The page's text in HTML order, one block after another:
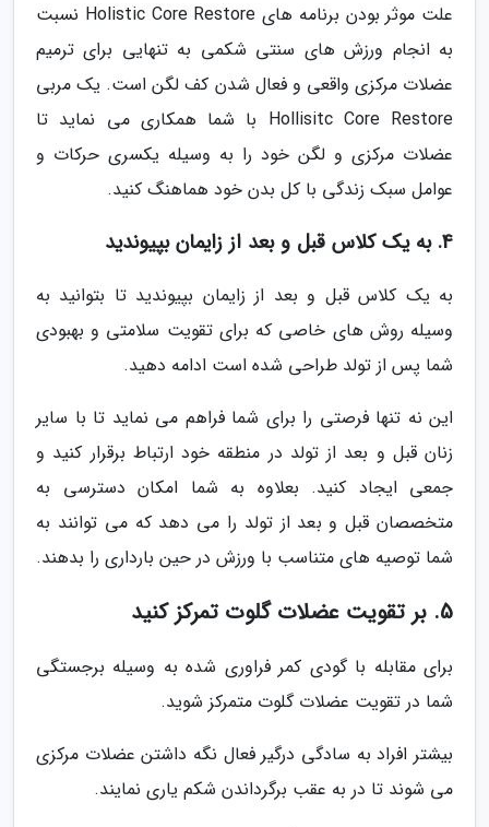
علت موثر بودن برنامه های Holistic Core Restore نسبت
به انجام ورزش های سنتی شکمی به تنهایی برای ترمیم
عضلات مرکزی واقعی و فعال شدن کف لگن است. یک مربی
Hollisitc Core Restore با شما همکاری می نماید تا
عضلات مرکزی و لگن خود را به وسیله یکسری حرکات و
عوامل سبک زندگی با کل بدن خود هماهنگ کنید.
4. به یک کلاس قبل و بعد از زایمان بپیوندید
به یک کلاس قبل و بعد از زایمان بپیوندید تا بتوانید به
وسیله روش های خاصی که برای تقویت سلامتی و بهبودی
شما پس از تولد طراحی شده است ادامه دهید.
این نه تنها فرصتی را برای شما فراهم می نماید تا با سایر
زنان قبل و بعد از تولد در منطقه خود ارتباط برقرار کنید و
جمعی ایجاد کنید. بعلاوه به شما امکان دسترسی به
متخصصان قبل و بعد از تولد را می دهد که می توانند به
شما توصیه های متناسب با ورزش در حین بارداری را بدهند.
5. بر تقویت عضلات گلوت تمرکز کنید
برای مقابله با گودی کمر فراوری شده به وسیله برجستگی
شما در تقویت عضلات گلوت متمرکز شوید.
بیشتر افراد به سادگی درگیر فعال نگه داشتن عضلات مرکزی
می شوند تا در به عقب برگرداندن شکم یاری نمایند.